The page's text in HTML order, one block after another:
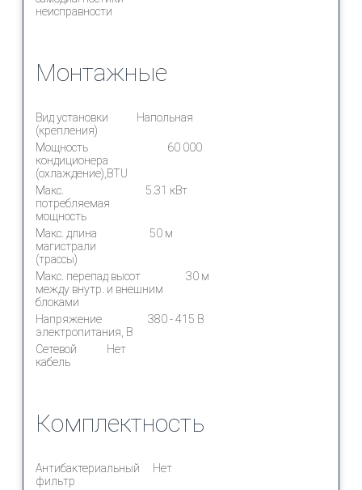
неисправности
Монтажные
Вид установки
(крепления)
Напольная
Мощность
кондиционера
(охлаждение),BTU
60 000
Макс.
потребляемая
мощность
5.31 кВт
Макс. длина
магистрали
(трассы)
50 м
Макс. перепад высот
между внутр. и внешним
блоками
30 м
Напряжение
электропитания, В
380 - 415 В
Сетевой
кабель
Нет
Комплектность
Антибактериальный
фильтр
Нет